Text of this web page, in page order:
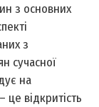
з основних
з
сучасної
на
це відкритість